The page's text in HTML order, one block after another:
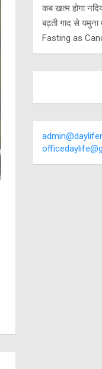
कब खत्म होगा
बढ़ती गाद से
Fasting as